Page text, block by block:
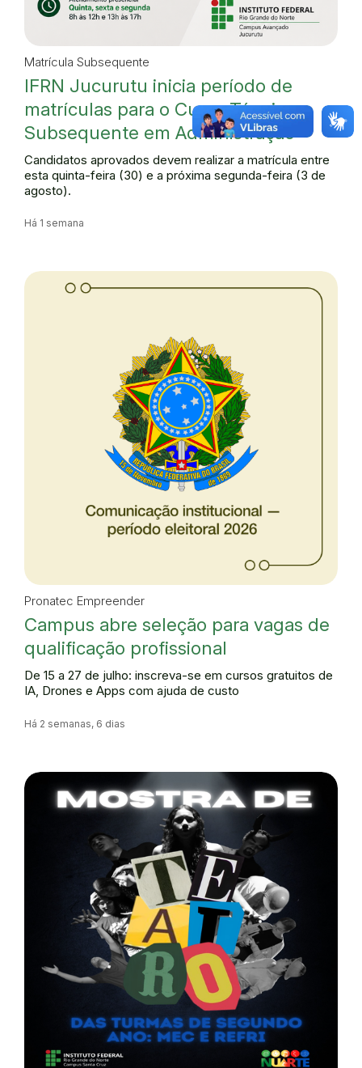
Matrícula Subsequente
IFRN Jucurutu inicia período de
matrículas para o Curso Técnico
Subsequente em Administração
Candidatos aprovados devem realizar a matrícula entre
esta quinta-feira (30) e a próxima segunda-feira (3 de
agosto).
Há 1 semana
Pronatec Empreender
Campus abre seleção para vagas de
qualificação profissional
De 15 a 27 de julho: inscreva-se em cursos gratuitos de
IA, Drones e Apps com ajuda de custo
Há 2 semanas, 6 dias